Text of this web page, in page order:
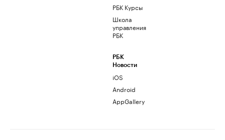
РБК Курсы
Школа
управления
РБК
РБК
Новости
iOS
Android
AppGallery